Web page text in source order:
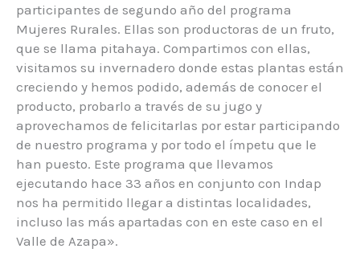
participantes de segundo año del programa
Mujeres Rurales. Ellas son productoras de un fruto,
que se llama pitahaya. Compartimos con ellas,
visitamos su invernadero donde estas plantas están
creciendo y hemos podido, además de conocer el
producto, probarlo a través de su jugo y
aprovechamos de felicitarlas por estar participando
de nuestro programa y por todo el ímpetu que le
han puesto. Este programa que llevamos
ejecutando hace 33 años en conjunto con Indap
nos ha permitido llegar a distintas localidades,
incluso las más apartadas con en este caso en el
Valle de Azapa».